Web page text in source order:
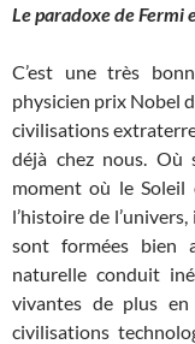
Le paradoxe de Fermi
C’est une très
physicien prix Nobel
civilisations
déjà chez nous.
moment où le
l’histoire de
sont formées bien
naturelle conduit
vivantes de plus en
civilisations